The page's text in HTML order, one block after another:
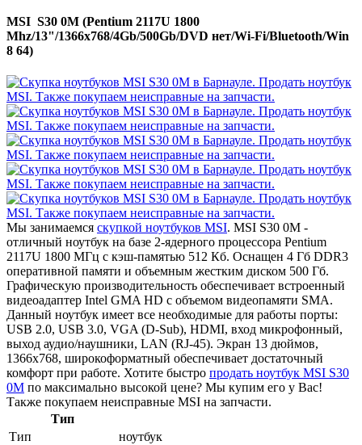
MSI S30 0M (Pentium 2117U 1800
Mhz/13"/1366x768/4Gb/500Gb/DVD нет/Wi-Fi/Bluetooth/Win
8 64)
Мы занимаемся скупкой ноутбуков MSI. MSI S30 0M -
отличный ноутбук на базе 2-ядерного процессора Pentium
2117U 1800 МГц с кэш-памятью 512 Кб. Оснащен 4 Гб DDR3
оперативной памяти и объемным жестким диском 500 Гб.
Графическую производительность обеспечивает встроенный
видеоадаптер Intel GMA HD с объемом видеопамяти SMA.
Данный ноутбук имеет все необходимые для работы порты:
USB 2.0, USB 3.0, VGA (D-Sub), HDMI, вход микрофонный,
выход аудио/наушники, LAN (RJ-45). Экран 13 дюймов,
1366x768, широкоформатный обеспечивает достаточный
комфорт при работе. Хотите быстро продать ноутбук MSI S30
0M по максимально высокой цене? Мы купим его у Вас!
Также покупаем неисправные MSI на запчасти.
Тип
Тип
ноутбук